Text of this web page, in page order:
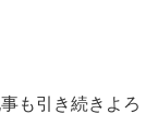
も引き続きよろ